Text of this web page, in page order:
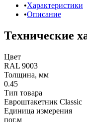
Характеристики
Описание
Технические
Цвет
RAL 9003
Толщина, мм
0.45
Тип товара
Евроштакетник Classic
Единица измерения
пог.м